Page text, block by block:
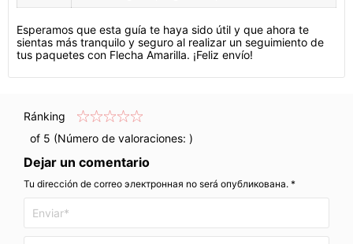
Esperamos que esta guía te haya sido útil y que ahora te
sientas más tranquilo y seguro al realizar un seguimiento de
tus paquetes con Flecha Amarilla. ¡Feliz envío!
Ránking
of 5 (Número de valoraciones: )
Dejar un comentario
Tu dirección de correo электронная no será опубликована. *